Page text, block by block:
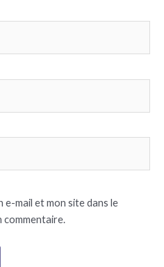
e-mail et mon site dans le
commentaire.